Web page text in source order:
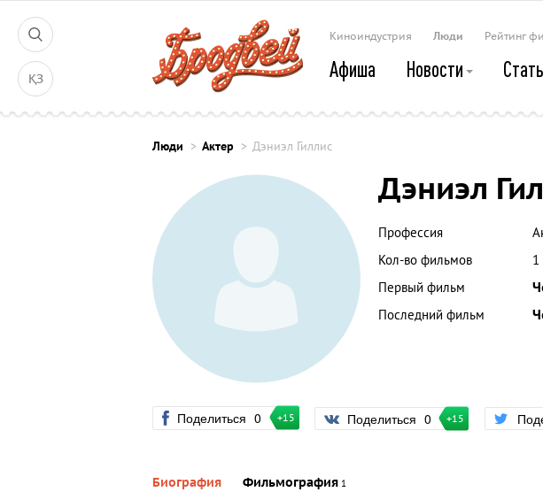
ҚЗ
Киноиндустрия Люди Рейтинг
Афиша Новости
Люди Актер Дэниэл Гиллис
Дэниэл
Профессия
Кол-во фильмов
1
Первый фильм
Последний фильм
Поделиться 0 +15 Поделиться 0 +15
Биография Фильмография 1